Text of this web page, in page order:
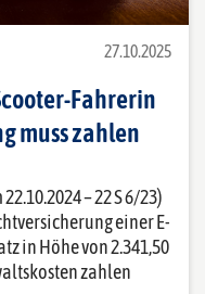
27.10.2025
Fahrerin
muss zahlen
– 22 S 6/23)
einer E-
in Höhe von 2.341,50
zahlen